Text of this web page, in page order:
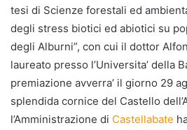
tesi di Scienze forestali ed
degli stress biotici ed abiotici su
degli Alburni”, con cui il dottor
laureato presso l’Universita’ della
premiazione avverra’ il giorno 29
splendida cornice del Castello
l’Amministrazione di Castellabate